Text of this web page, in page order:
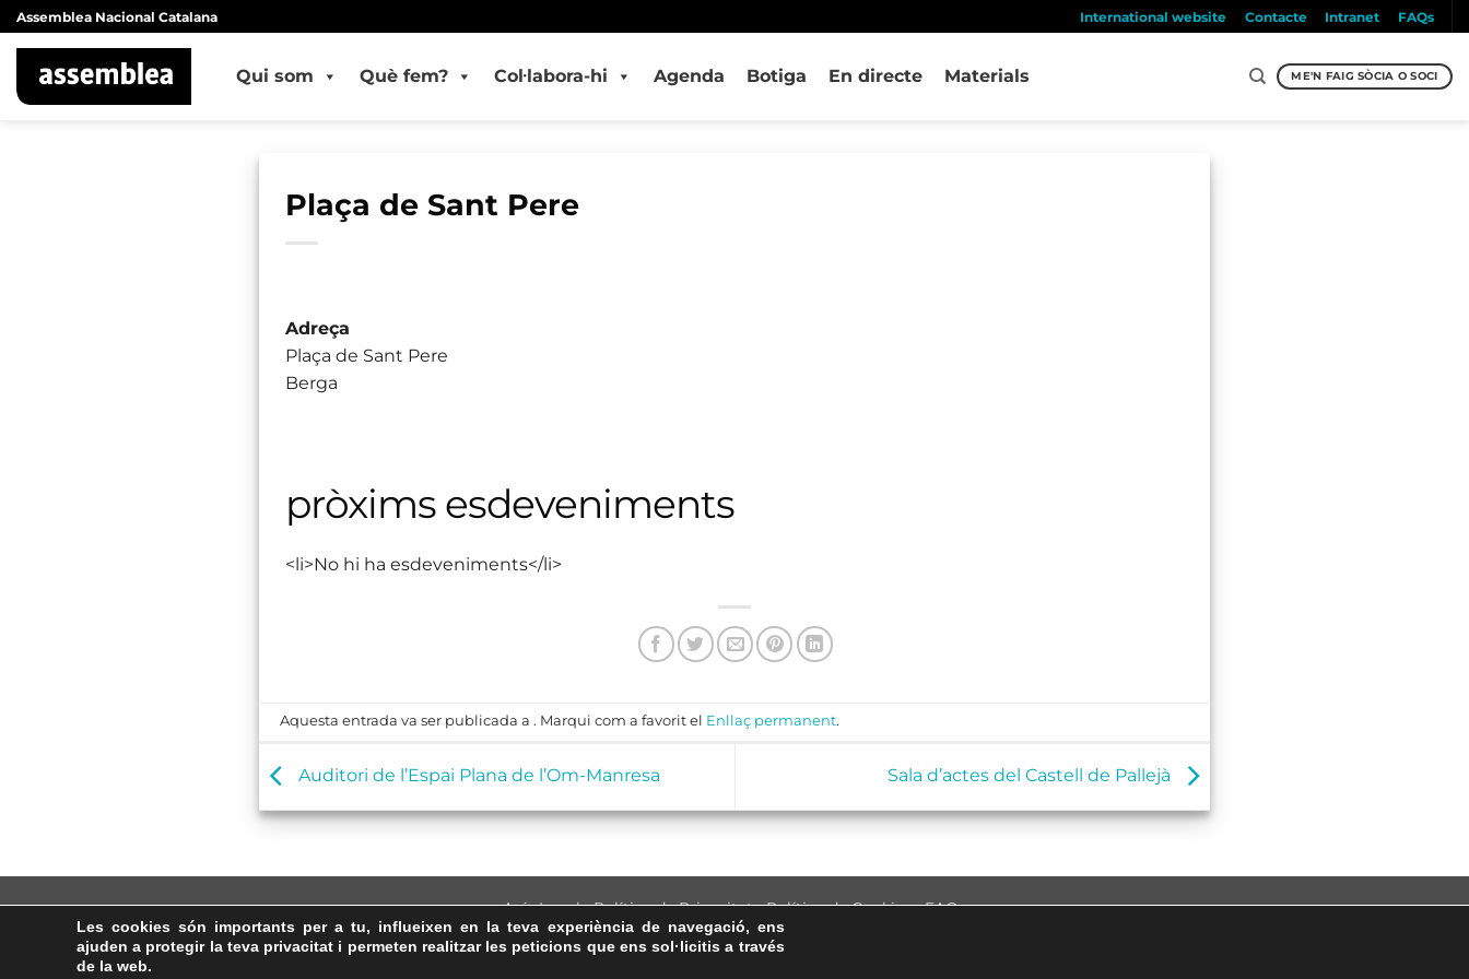
Skip
to
content
Assemblea Nacional Catalana International website Contacte Intranet FAQs
Qui som Què fem? Col·labora-hi Agenda Botiga En directe Materials ME'N FAIG SÒCIA O SOCI
Plaça de Sant Pere
Adreça
Plaça de Sant Pere
Berga
pròxims esdeveniments
<li>No hi ha esdeveniments</li>
Aquesta entrada va ser publicada a . Marqui com a favorit el Enllaç permanent.
Auditori de l’Espai Plana de l’Om-Manresa Sala d’actes del Castell de Pallejà
Avís Legal·Política de Privacitat·Política de Cookies·FAQs
ASSEMBLEA NACIONAL CATALANA
Les cookies són importants per a tu, influeixen en la teva experiència de navegació, ens
ajuden a protegir la teva privacitat i permeten realitzar les peticions que ens sol·licitis a través
de la web.